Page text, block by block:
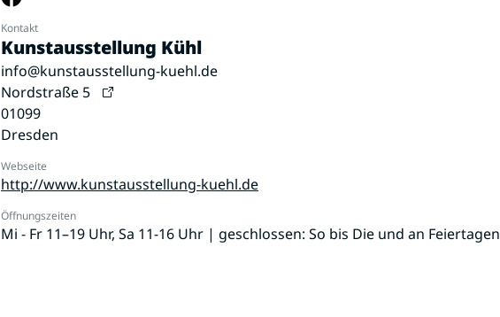
Kontakt
Kunstausstellung Kühl
info@kunstausstellung-kuehl.de
Nordstraße 5
01099
Dresden
Webseite
http://www.kunstausstellung-kuehl.de
Öffnungszeiten
Mi - Fr 11–19 Uhr, Sa 11-16 Uhr | geschlossen: So bis Die und an Feiertagen